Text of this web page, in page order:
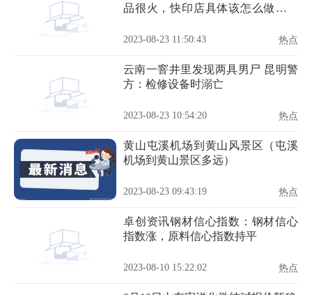
品很火，快印店具体该怎么做个性
2023-08-23 11:50:43 热点
云南一窨井里发现两具男尸 昆明警
方：检修设备时溺亡
2023-08-23 10:54:20 热点
黄山屯溪机场到黄山风景区（屯溪
机场到黄山景区多远）
2023-08-23 09:43:19 热点
卓创资讯钢材信心指数：钢材信心
指数涨，原料信心指数持平
2023-08-10 15:22:02 热点